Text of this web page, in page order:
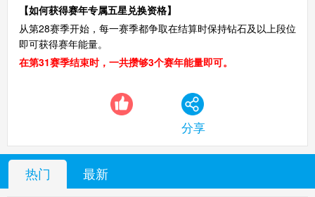
【如何获得赛年专属五星兑换资格】
从第28赛季开始，每一赛季都争取在结算时保持钻石及以上段位
即可获得赛年能量。
在第31赛季结束时，一共攒够3个赛年能量即可。
分享
热门 最新